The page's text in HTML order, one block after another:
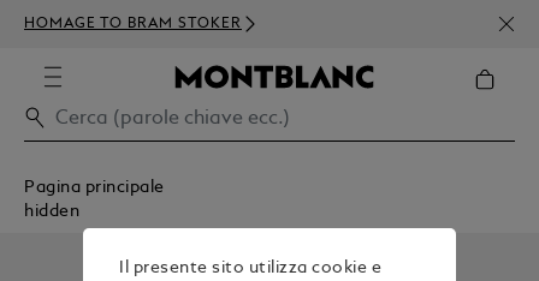
HOMAGE TO BRAM STOKER
Pagina principale
hidden
Il presente sito utilizza cookie e